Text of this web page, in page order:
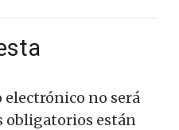
no será
obligatorios están